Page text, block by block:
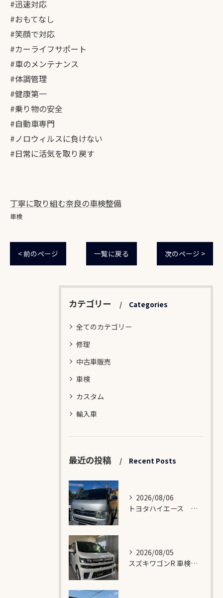
#迅速対応
#おもてなし
#笑顔で対応
#カーライフサポート
#車のメンテナンス
#体調管理
#健康第一
#乗り物の安全
#自動車専門
#ノロウィルスに負けない
#日常に活気を取り戻す
丁寧に取り組む奈良の車検整備
車検
< 前のページ 一覧に戻る 次のページ >
カテゴリー Categories
全てのカテゴリー
修理
中古車販売
車検
カスタム
輸入車
最近の投稿 Recent Posts
2026/08/06
トヨタハイエース 車検入庫🛠️
2026/08/05
スズキワゴンR 車検入庫🛠️